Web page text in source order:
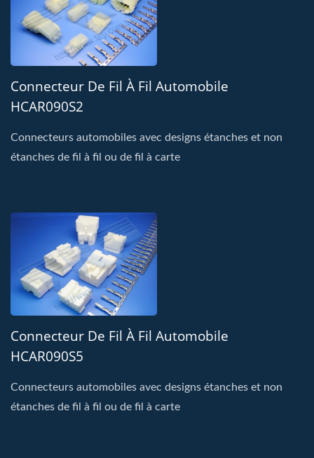
Connecteur De Fil À Fil Automobile
HCAR090S2
Connecteurs automobiles avec designs étanches et non
étanches de fil à fil ou de fil à carte
Connecteur De Fil À Fil Automobile
HCAR090S5
Connecteurs automobiles avec designs étanches et non
étanches de fil à fil ou de fil à carte